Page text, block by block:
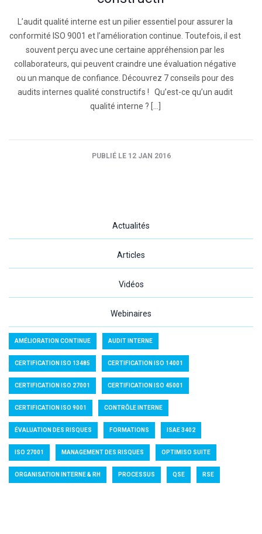
L’audit qualité interne est un pilier essentiel pour assurer la
conformité ISO 9001 et l’amélioration continue. Toutefois, il est
souvent perçu avec une certaine appréhension par les
collaborateurs, qui peuvent craindre une évaluation négative
ou un manque de confiance. Découvrez 7 conseils pour des
audits internes qualité constructifs ! Qu’est-ce qu’un audit
qualité interne ? […]
PUBLIÉ LE 12 JAN 2016
Actualités
Articles
Vidéos
Webinaires
AMÉLIORATION CONTINUE AUDIT INTERNE
CERTIFICATION ISO 13485 CERTIFICATION ISO 14001
CERTIFICATION ISO 27001 CERTIFICATION ISO 45001
CERTIFICATION ISO 9001 CONTRÔLE INTERNE
ÉVALUATION DES RISQUES FORMATIONS ISAE 3402
ISO 27001 MANAGEMENT DES RISQUES OPTIMISO SUITE
ORGANISATION INTERNE & RH PROCESSUS QSE RSE